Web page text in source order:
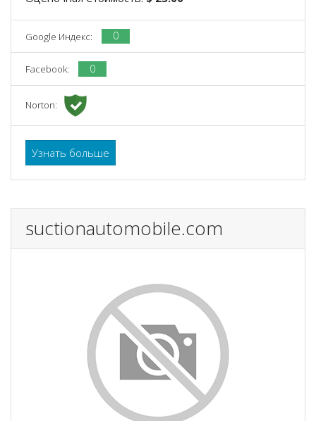
Google Индекс: 0
Facebook: 0
Norton:
Узнать больше
suctionautomobile.com